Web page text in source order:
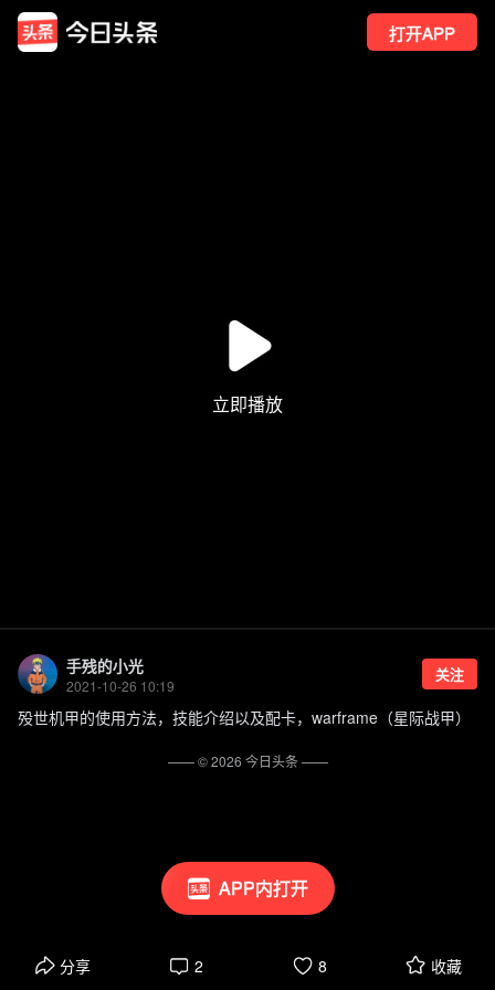
打开APP
APP内打开
手残的小光
2021-10-26 10:19
关注
殁世机甲的使用方法，技能介绍以及配卡，warframe（星际战甲）
分享 2 8 收藏
—— ©2026 今日头条——